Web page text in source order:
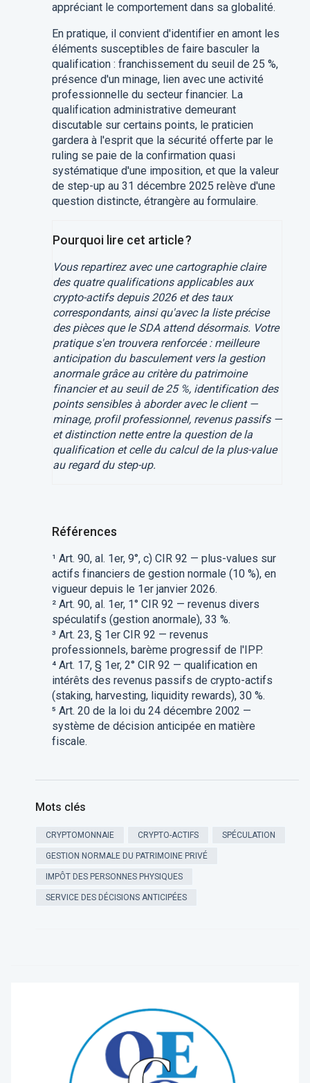
appréciant le comportement dans sa globalité.
En pratique, il convient d'identifier en amont les
éléments susceptibles de faire basculer la
qualification : franchissement du seuil de 25 %,
présence d'un minage, lien avec une activité
professionnelle du secteur financier. La
qualification administrative demeurant
discutable sur certains points, le praticien
gardera à l'esprit que la sécurité offerte par le
ruling se paie de la confirmation quasi
systématique d'une imposition, et que la valeur
de step-up au 31 décembre 2025 relève d'une
question distincte, étrangère au formulaire.
Pourquoi lire cet article ?
Vous repartirez avec une cartographie claire
des quatre qualifications applicables aux
crypto-actifs depuis 2026 et des taux
correspondants, ainsi qu'avec la liste précise
des pièces que le SDA attend désormais. Votre
pratique s'en trouvera renforcée : meilleure
anticipation du basculement vers la gestion
anormale grâce au critère du patrimoine
financier et au seuil de 25 %, identification des
points sensibles à aborder avec le client —
minage, profil professionnel, revenus passifs —
et distinction nette entre la question de la
qualification et celle du calcul de la plus-value
au regard du step-up.
Références
¹ Art. 90, al. 1er, 9°, c) CIR 92 — plus-values sur
actifs financiers de gestion normale (10 %), en
vigueur depuis le 1er janvier 2026.
² Art. 90, al. 1er, 1° CIR 92 — revenus divers
spéculatifs (gestion anormale), 33 %.
³ Art. 23, § 1er CIR 92 — revenus
professionnels, barème progressif de l'IPP.
⁴ Art. 17, § 1er, 2° CIR 92 — qualification en
intérêts des revenus passifs de crypto-actifs
(staking, harvesting, liquidity rewards), 30 %.
⁵ Art. 20 de la loi du 24 décembre 2002 —
système de décision anticipée en matière
fiscale.
Mots clés
CRYPTOMONNAIE CRYPTO-ACTIFS SPÉCULATION
GESTION NORMALE DU PATRIMOINE PRIVÉ
IMPÔT DES PERSONNES PHYSIQUES
SERVICE DES DÉCISIONS ANTICIPÉES